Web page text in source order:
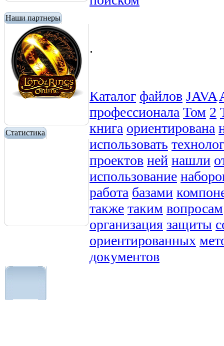
Наши партнеры
Статистика
.
Каталог файлов JAVA
профессионала Том 2
книга ориентирована
использовать
проектов ней нашли
использование
работа базами
также таким вопросам
организация защиты
ориентированных
документов